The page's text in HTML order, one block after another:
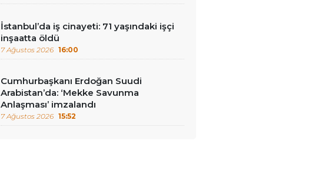
İstanbul’da iş cinayeti: 71 yaşındaki işçi
inşaatta öldü
7 Ağustos 2026 16:00
Cumhurbaşkanı Erdoğan Suudi
Arabistan’da: ‘Mekke Savunma
Anlaşması’ imzalandı
7 Ağustos 2026 15:52